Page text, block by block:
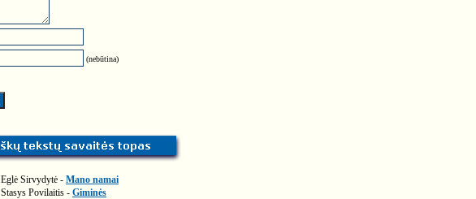
(nebūtina)
Eglė Sirvydytė - Mano namai
Stasys Povilaitis - Giminės